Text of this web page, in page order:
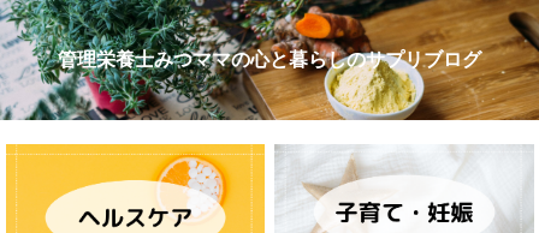
管理栄養士みつママの心と暮らしのサプリブログ